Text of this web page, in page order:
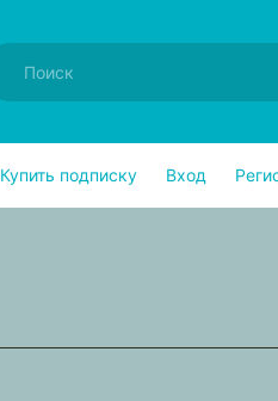
Купить подписку Вход